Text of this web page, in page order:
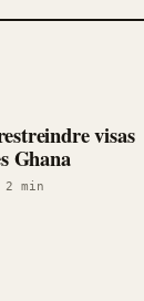
visas
Ghana
2 min